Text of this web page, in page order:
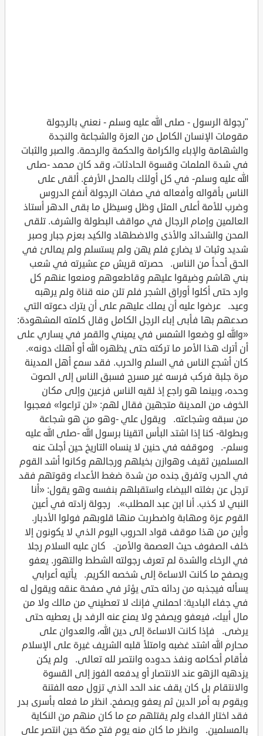
"رجولة الرسول - صلى الله عليه وسلم - نعني بالرجولة
مقومات الإنسان الكامل من العزة والشجاعة والنجدة
والشهامة والإباء والكرامة والحكمة والرحمة. والصبر والثبات
في شدة الملمات وقسوة الحادثات، وقد كان محمد -صلى
الله عليه وسلم- في كل أولئك بالمحل الأرفع. ألقى على
الناس بأقواله وأفعاله في صفات الرجولة أنفع الدروس
وضرب للأمة أعلى المثل وظل وسيظل ما بقى الدهر أستاذ
العالمين وإمام الرجال في مواقف البطولة والشرف. تلقى
المحن والشدائد والأذى والاضطهاد والكيد بعزم جبار وصبر
شديد وثبات لا يضارع فلم يهن ولم يستسلم ولم يمالئ في
الحق أحداً من الناس. حصرته قريش مع عشيرته في شعب
بني هاشم وضيقوا عليهم وقاطعوهم ومنعوا عنهم كل
وارد حتى أكلوا أوراق الشجر فلم تلن منه قناة ولم يرهبه
وعيد. عرضوا عليه أن يملك عليهم على أن يترك دعوته التي
صدعهم بها فأبى إباء الرجل الكامل وقال كلمته المشهودة:
«والله لو وضعوا الشمس في يميني والقمر في يساري على
أن أترك هذا الأمر ما تركته حتى يظهره الله أو أهلك دونه».
كان أشجع الناس في السلم والحرب. فقد سمع أهل المدينة
مرة جلبة فركب فرسه غير مسرج فسبق الناس إلى الصوت
وحده، وبينما هو راجع إذ لقيه الناس فزعين وإلى مكان
الخوف من المدينة متجهين فقال لهم: «لن تراعوا» فعجبوا
من سبقه وشجاعته. ويقول علي -وهو من هو شجاعة
وبطولة- كنا إذا اشتد البأس اتقينا برسول الله -صلى الله عليه
وسلم-. وموقفه في حنين لا ينساه التاريخ حين أجلت عنه
المسلمين ثقيف وهوازن بخيلهم ورجالهم وكانوا أشد القوم
في الحرب وتفرق جنده من شدة ضغط الأعداء وقوتهم فقد
ترجل عن بغلته البيضاء واستقبلهم بنفسه وهو يقول: «أنا
النبي لا كذب. أنا ابن عبد المطلب». رجولة زادته في أعين
القوم عزة ومهابة واضطربت منها قلوبهم فولوا الأدبار.
وأين من هذا موقف قواد الحروب اليوم الذي لا يكونون إلا
خلف الصفوف حيث العصمة والأمن. كان عليه السلام رجلا
في الرخاء والشدة لم تعرف رجولته الشطط والتهور. يعفو
ويصفح ما كانت الاساءة إلى شخصه الكريم. يأتيه أعرابي
يسأله فيجذبه من ردائه حتى يؤثر في صفحة عنقه ويقول له
في جفاء البادية: احملني فإنك لا تعطيني من مالك ولا من
مال أبيك، فيعفو ويصفح ولا يمنع عنه الرفد بل يعطيه حتى
يرضى. فإذا كانت الاساءة إلى دين الله، والعدوان على
محارم الله اشتد غضبه وامتلأ قلبه الشريف غيرة على الإسلام
فأقام أحكامه ونفذ حدوده وانتصر لله تعالى. ولم يكن
يزدهيه الزهو عند الانتصار أو يدفعه الفوز إلى القسوة
والانتقام بل كان يقف عند الحد الذي تزول معه الفتنة
ويقوم به أمر الدين ثم يعفو ويصفح. انظر ما فعله بأسرى بدر
فقد اختار الفداء ولم يقتلهم مع ما كان منهم من النكاية
بالمسلمين. وانظر ما كان منه يوم فتح مكة حين انتصر على